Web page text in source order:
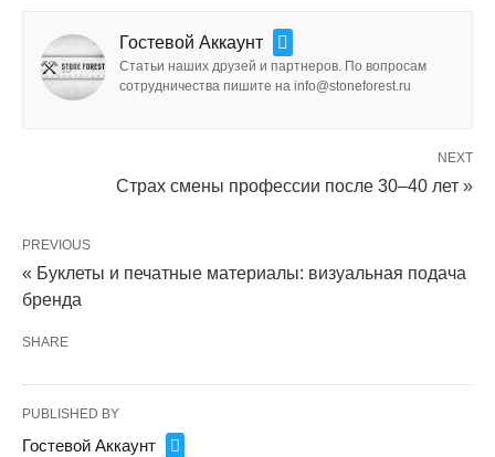
Гостевой Аккаунт
Статьи наших друзей и партнеров. По вопросам
сотрудничества пишите на info@stoneforest.ru
NEXT
Страх смены профессии после 30–40 лет »
PREVIOUS
« Буклеты и печатные материалы: визуальная подача
бренда
SHARE
PUBLISHED BY
Гостевой Аккаунт